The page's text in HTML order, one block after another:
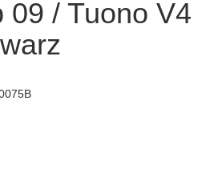
09 / Tuono V4